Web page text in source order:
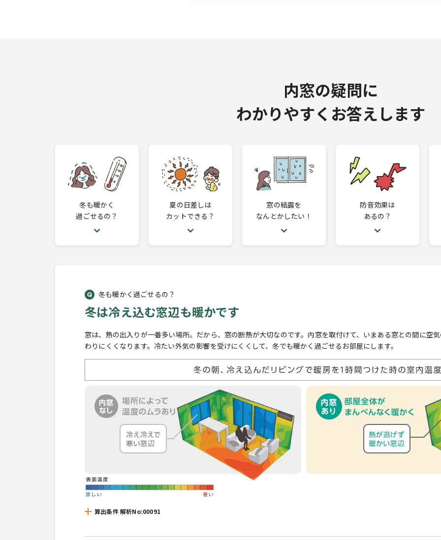
内窓の疑問に
わかりやすくお答えします
冬も暖かく
過ごせるの？
夏の日差しは
カットできる？
窓の結露を
なんとかしたい！
防音効果は
あるの？
冬も暖かく過ごせるの？
冬は冷え込む窓辺も暖かです
窓は、熱の出入りが一番多い場所。だから、窓の断熱が大切なのです。内窓を取付けて、いまある窓との間に空
わりにくくなります。冷たい外気の影響を受けにくくして、冬でも暖かく過ごせるお部屋にします。
算出条件 解析No:00091